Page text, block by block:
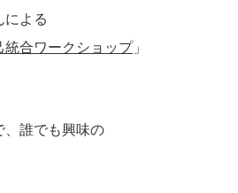
による
統合ワークショップ​」
、誰でも興味の